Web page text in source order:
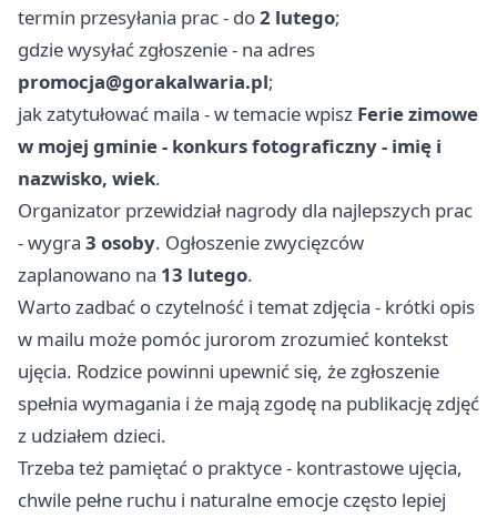
termin przesyłania prac - do2 lutego;
gdzie wysyłać zgłoszenie - na adres
promocja@gorakalwaria.pl;
jak zatytułować maila - w temacie wpisz Ferie zimowe
w mojej gminie - konkurs fotograficzny - imię i
nazwisko, wiek.
Organizator przewidział nagrody dla najlepszych prac
- wygra 3 osoby. Ogłoszenie zwycięzców
zaplanowano na 13 lutego.
Warto zadbać o czytelność i temat zdjęcia - krótki opis
w mailu może pomóc jurorom zrozumieć kontekst
ujęcia. Rodzice powinni upewnić się, że zgłoszenie
spełnia wymagania i że mają zgodę na publikację zdjęć
z udziałem dzieci.
Trzeba też pamiętać o praktyce - kontrastowe ujęcia,
chwile pełne ruchu i naturalne emocje często lepiej